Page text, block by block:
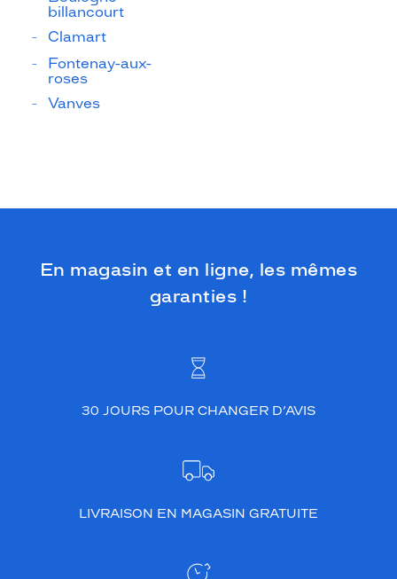
billancourt
Clamart
Fontenay-aux-
roses
Vanves
En magasin et en ligne, les mêmes
garanties !
30 JOURS POUR CHANGER D’AVIS
LIVRAISON EN MAGASIN GRATUITE